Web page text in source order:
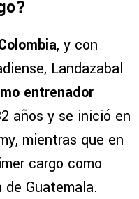
, y con
Landazabal
entrenador
años y se inició en
mientras que en
cargo como
Guatemala.